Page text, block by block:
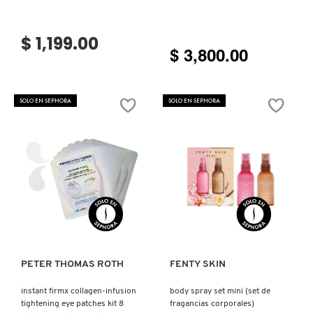
$ 1,199.00
$ 3,800.00
SOLO EN SEPHORA
Ver más
PETER THOMAS ROTH
instant firmx collagen-infusion
tightening eye patches kit 8
SOLO EN SEPHORA
Ver más
FENTY SKIN
body spray set mini (set de
fragancias corporales)